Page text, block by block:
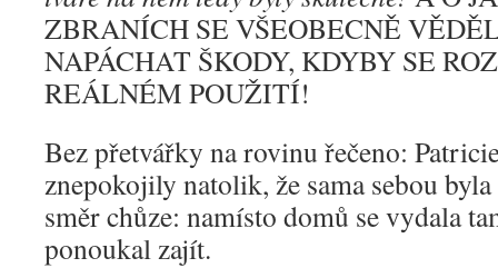
ZBRANÍCH SE VŠEOBECNĚ
NAPÁCHAT ŠKODY, KDYBY SE
REÁLNÉM POUŽITÍ!
Bez přetvářky na rovinu řečeno:
znepokojily natolik, že sama sebou
směr chůze: namísto domů se vydala
ponoukal zajít.